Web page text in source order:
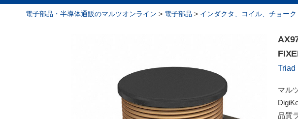
電子部品・半導体通販のマルツオンライン > 電子部品 > インダクタ、コイル、チョーク
Triad
マル
品質